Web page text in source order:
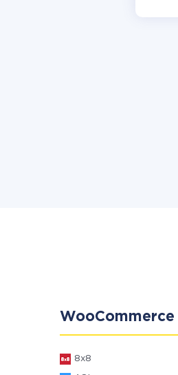
WooCommerce
8x8